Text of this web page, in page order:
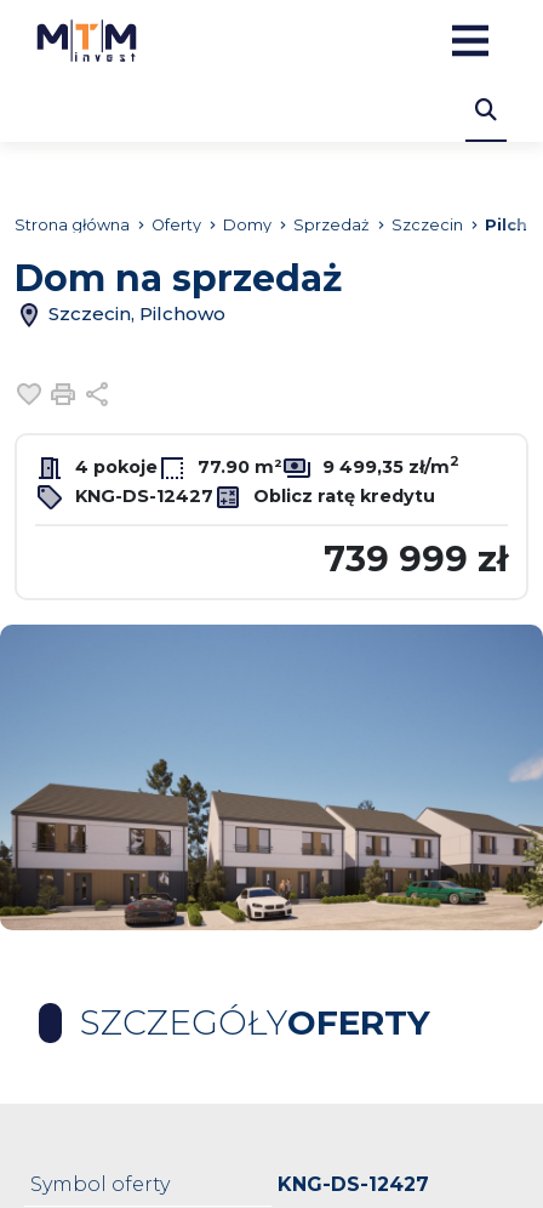
Strona główna Oferty Domy Sprzedaż Szczecin
Dom na sprzedaż
Szczecin, Pilchowo
Dodaj do ulubionych
Drukuj
4 pokoje 77.90 m² 9 499,35 zł/m2
KNG-DS-12427 Oblicz ratę kredytu
739 999 zł
SZCZEGÓŁYOFERTY
Symbol oferty
KNG-DS-12427